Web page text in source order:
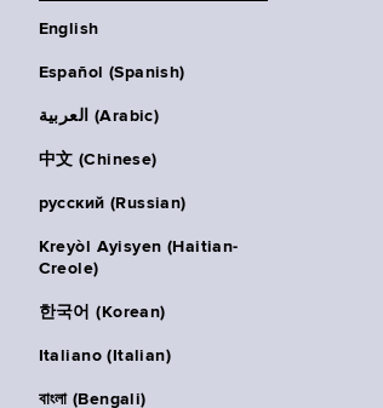
English
Español (Spanish)
العربية (Arabic)
中文 (Chinese)
русский (Russian)
Kreyòl Ayisyen (Haitian-
Creole)
한국어 (Korean)
Italiano (Italian)
বাংলা (Bengali)